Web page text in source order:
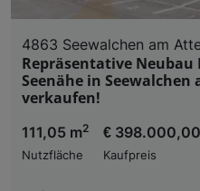
4863 Seewalchen am
Repräsentative
Seenähe in Seewalchen
verkaufen!
111,05 m2
Nutzfläche
€ 398.000,00
Kaufpreis